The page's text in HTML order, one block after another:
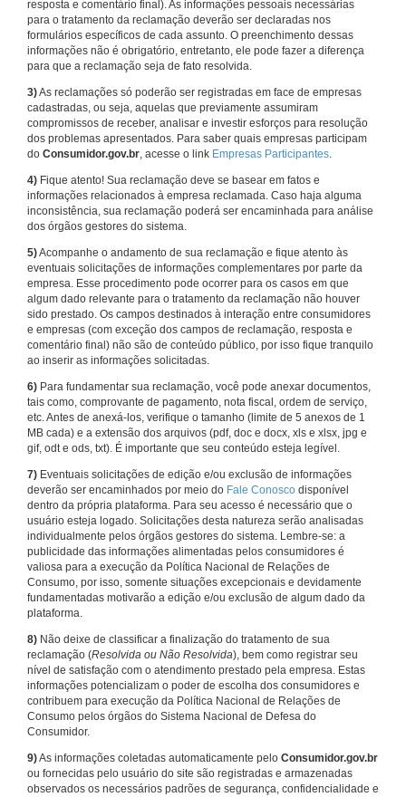
resposta e comentário final). As informações pessoais necessárias
para o tratamento da reclamação deverão ser declaradas nos
formulários específicos de cada assunto. O preenchimento dessas
informações não é obrigatório, entretanto, ele pode fazer a diferença
para que a reclamação seja de fato resolvida.
3)As reclamações só poderão ser registradas em face de empresas
cadastradas, ou seja, aquelas que previamente assumiram
compromissos de receber, analisar e investir esforços para resolução
dos problemas apresentados. Para saber quais empresas participam
do Consumidor.gov.br, acesse o link Empresas Participantes.
4) Fique atento! Sua reclamação deve se basear em fatos e
informações relacionados à empresa reclamada. Caso haja alguma
inconsistência, sua reclamação poderá ser encaminhada para análise
dos órgãos gestores do sistema.
5)Acompanhe o andamento de sua reclamação e fique atento às
eventuais solicitações de informações complementares por parte da
empresa. Esse procedimento pode ocorrer para os casos em que
algum dado relevante para o tratamento da reclamação não houver
sido prestado. Os campos destinados à interação entre consumidores
e empresas (com exceção dos campos de reclamação, resposta e
comentário final) não são de conteúdo público, por isso fique tranquilo
ao inserir as informações solicitadas.
6) Para fundamentar sua reclamação, você pode anexar documentos,
tais como, comprovante de pagamento, nota fiscal, ordem de serviço,
etc. Antes de anexá-los, verifique o tamanho (limite de 5 anexos de 1
MB cada) e a extensão dos arquivos (pdf, doc e docx, xls e xlsx, jpg e
gif, odt e ods, txt). É importante que seu conteúdo esteja legível.
7) Eventuais solicitações de edição e/ou exclusão de informações
deverão ser encaminhados por meio do Fale Conosco disponível
dentro da própria plataforma. Para seu acesso é necessário que o
usuário esteja logado. Solicitações desta natureza serão analisadas
individualmente pelos órgãos gestores do sistema. Lembre-se: a
publicidade das informações alimentadas pelos consumidores é
valiosa para a execução da Política Nacional de Relações de
Consumo, por isso, somente situações excepcionais e devidamente
fundamentadas motivarão a edição e/ou exclusão de algum dado da
plataforma.
8) Não deixe de classificar a finalização do tratamento de sua
reclamação (Resolvida ou Não Resolvida), bem como registrar seu
nível de satisfação com o atendimento prestado pela empresa. Estas
informações potencializam o poder de escolha dos consumidores e
contribuem para execução da Política Nacional de Relações de
Consumo pelos órgãos do Sistema Nacional de Defesa do
Consumidor.
9)As informações coletadas automaticamente pelo Consumidor.gov.br
ou fornecidas pelo usuário do site são registradas e armazenadas
observados os necessários padrões de segurança, confidencialidade e